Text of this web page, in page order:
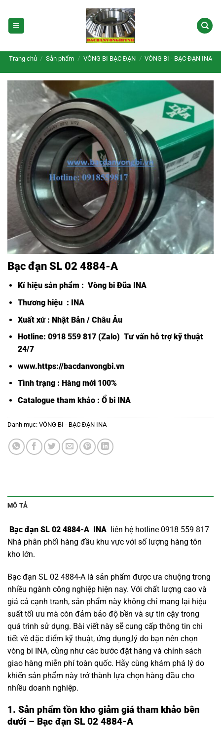
qua
nội
Trang chủ / Sản phẩm / VÒNG BI BẠC ĐẠN / VÒNG BI - BẠC ĐẠN INA
Bạc đạn SL 02 4884-A
Kí hiệu sản phẩm : Vòng bi Đũa INA
Thương hiệu : INA
Xuất xứ : Nhật Bản / Châu Âu
Hotline: 0918 559 817 (Zalo) Tư vấn hỗ trợ kỹ thuật
24/7
www.https://bacdanvongbi.vn
Tình trạng : Hàng mới 100%
Catalogue tham khảo : Ổ bi INA
Danh mục: VÒNG BI - BẠC ĐẠN INA
MÔ TẢ
Bạc đạn SL 02 4884-A INA liên hệ hotline 0918 559 817
Nhà phân phối hàng đầu khu vực với số lượng hàng tôn
kho lớn.
Bạc đạn SL 02 4884-A là sản phẩm được ưa chuộng trong
nhiều ngành công nghiệp hiện nay. Với chất lượng cao và
giá cả cạnh tranh, sản phẩm này không chỉ mang lại hiệu
suất tối ưu mà còn đảm bảo độ bền và sự tin cậy trong
quá trình sử dụng. Bài viết này sẽ cung cấp thông tin chi
tiết về đặc điểm kỹ thuật, ứng dụng,lý do bạn nên chọn
vòng bi INA, cũng như các bước đặt hàng và chính sách
giao hàng miễn phí toàn quốc. Hãy cùng khám phá lý do
khiến sản phẩm này trở thành lựa chọn hàng đầu cho
nhiều doanh nghiệp.
1. Sản phẩm tồn kho giảm giá tham khảo bên
dưới – Bạc đạn SL 02 4884-A